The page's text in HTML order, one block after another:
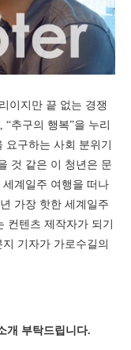
이지만 끝 없는 경쟁
추구의 행복”을 누리
요구하는 사회 분위기
것 같은 이 청년은 문
계일주 여행을 떠나
가장 핫한 세계일주
컨텐츠 제작자가 되기
기자가 가로수길의
개 부탁드립니다.